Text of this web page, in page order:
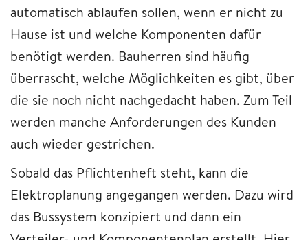
automatisch ablaufen sollen, wenn er nicht zu
Hause ist und welche Komponenten dafür
benötigt werden. Bauherren sind häufig
überrascht, welche Möglichkeiten es gibt, über
die sie noch nicht nachgedacht haben. Zum Teil
werden manche Anforderungen des Kunden
auch wieder gestrichen.
Sobald das Pflichtenheft steht, kann die
Elektroplanung angegangen werden. Dazu wird
das Bussystem konzipiert und dann ein